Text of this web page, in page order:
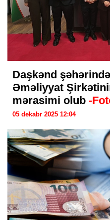
Daşkənd
Əməliyyat
mərasimi olub -
05 dekabr 2025 12:04